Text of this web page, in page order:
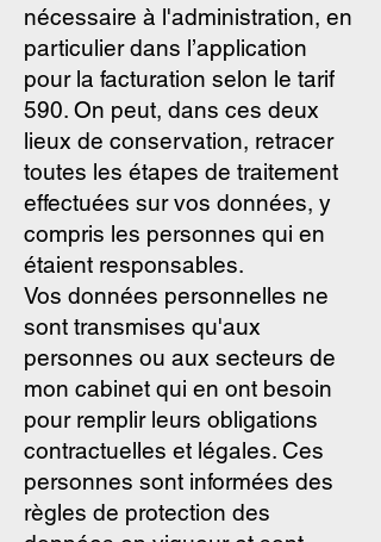
nécessaire à l'administration, en
particulier dans l’application
pour la facturation selon le tarif
590. On peut, dans ces deux
lieux de conservation, retracer
toutes les étapes de traitement
effectuées sur vos données, y
compris les personnes qui en
étaient responsables.
Vos données personnelles ne
sont transmises qu'aux
personnes ou aux secteurs de
mon cabinet qui en ont besoin
pour remplir leurs obligations
contractuelles et légales. Ces
personnes sont informées des
règles de protection des